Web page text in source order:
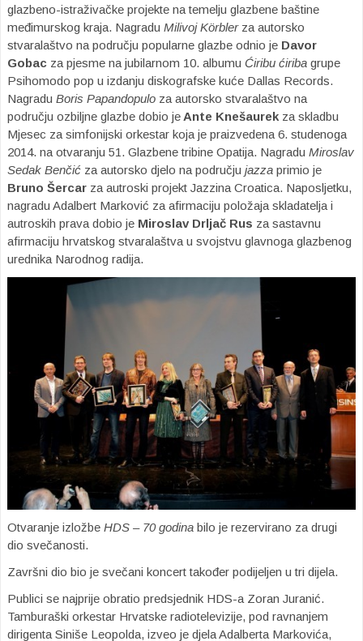
glazbeno-istraživačke projekte na temelju glazbene baštine
međimurskog kraja. Nagradu Milivoj Körblerza autorsko
stvaralaštvo na području popularne glazbe odnio je Davor
Gobac za pjesme na jubilarnom 10. albumu Ćiribu ćiriba grupe
Psihomodo pop u izdanju diskografske kuće Dallas Records.
Nagradu Boris Papandopulo za autorsko stvaralaštvo na
području ozbiljne glazbe dobio je Ante Knešaurek za skladbu
Mjesec za simfonijski orkestar koja je praizvedena 6. studenoga
2014. na otvaranju 51. Glazbene tribine Opatija. Nagradu Miroslav
Sedak Benčić za autorsko djelo na području jazza primio je
Bruno Šercar za autroski projekt Jazzina Croatica. Naposljetku,
nagradu Adalbert Marković za afirmaciju položaja skladatelja i
autroskih prava dobio je Miroslav Drljač Rus za sastavnu
afirmaciju hrvatskog stvaralaštva u svojstvu glavnoga glazbenog
urednika Narodnog radija.
Otvaranje izložbe HDS – 70 godina bilo je rezervirano za drugi
dio svečanosti.
Završni dio bio je svečani koncert također podijeljen u tri dijela.
Publici se najprije obratio predsjednik HDS-a Zoran Juranić.
Tamburaški orkestar Hrvatske radiotelevizije, pod ravnanjem
dirigenta Siniše Leopolda, izveo je djela Adalberta Markovića,